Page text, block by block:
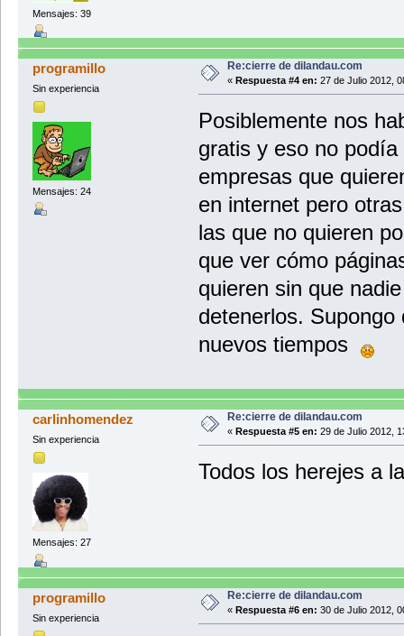
Mensajes: 39
programillo
Sin experiencia
Mensajes: 24
Re:cierre de dilandau.com
« Respuesta #4 en: 27 de Julio 2012,
Posiblemente nos
gratis y eso no
empresas que
en internet pero
las que no quieren
que ver cómo
quieren sin que
detenerlos.
nuevos tiempos
carlinhomendez
Sin experiencia
Mensajes: 27
Re:cierre de dilandau.com
« Respuesta #5 en: 29 de Julio 2012,
Todos los herejes a
programillo
Sin experiencia
Re:cierre de dilandau.com
« Respuesta #6 en: 30 de Julio 2012,